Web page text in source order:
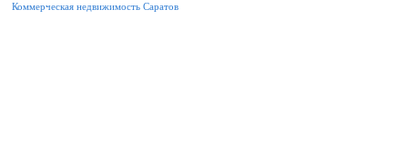
Коммерческая недвижимость Саратов